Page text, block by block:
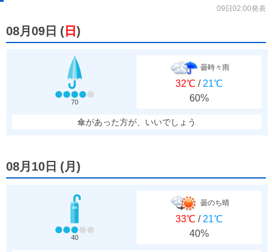
09日02:00発表
08月09日 ( 日 )
70
曇時々雨
32℃ / 21℃
60%
傘があった方が、いいでしょう
08月10日 (月 )
40
曇のち晴
33℃ / 21℃
40%